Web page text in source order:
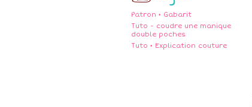
Patron • Gabarit
Tuto - coudre une manique
double poches
Tuto • Explication couture